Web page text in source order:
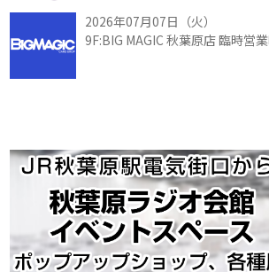
2026年07月07日（火）
9F:BIG MAGIC 秋葉原店 臨時営